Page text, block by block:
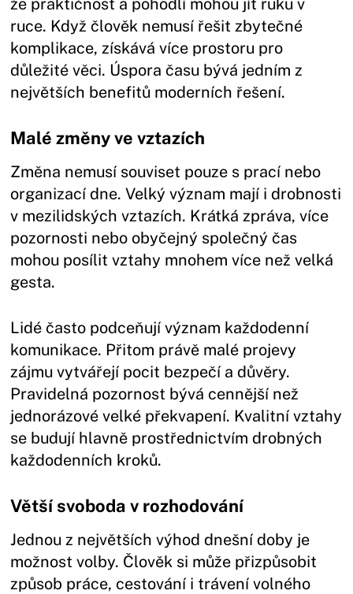
že praktičnost a pohodlí mohou jít ruku v
ruce. Když člověk nemusí řešit zbytečné
komplikace, získává více prostoru pro
důležité věci. Úspora času bývá jedním z
největších benefitů moderních řešení.
Malé změny ve vztazích
Změna nemusí souviset pouze s prací nebo
organizací dne. Velký význam mají i drobnosti
v mezilidských vztazích. Krátká zpráva, více
pozornosti nebo obyčejný společný čas
mohou posílit vztahy mnohem více než velká
gesta.
Lidé často podceňují význam každodenní
komunikace. Přitom právě malé projevy
zájmu vytvářejí pocit bezpečí a důvěry.
Pravidelná pozornost bývá cennější než
jednorázové velké překvapení. Kvalitní vztahy
se budují hlavně prostřednictvím drobných
každodenních kroků.
Větší svoboda v rozhodování
Jednou z největších výhod dnešní doby je
možnost volby. Člověk si může přizpůsobit
způsob práce, cestování i trávení volného